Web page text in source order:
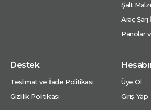
Şalt
Araç Şarj
Panolar
Destek
Teslimat ve İade Politikası
Gizlilik Politikası
Üye Ol
Giriş Yap